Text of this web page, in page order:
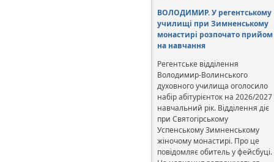
ВОЛОДИМИР. У регентському
училищі при Зимненському
монастирі розпочато прийом
на навчання
Регентське відділення
Володимир-Волинського
духовного училища оголосило
набір абітурієнток на 2026/2027
навчальний рік. Відділення діє
при Святогірському
Успенському Зимненському
жіночому монастирі. Про це
повідомляє обитель у фейсбуці.